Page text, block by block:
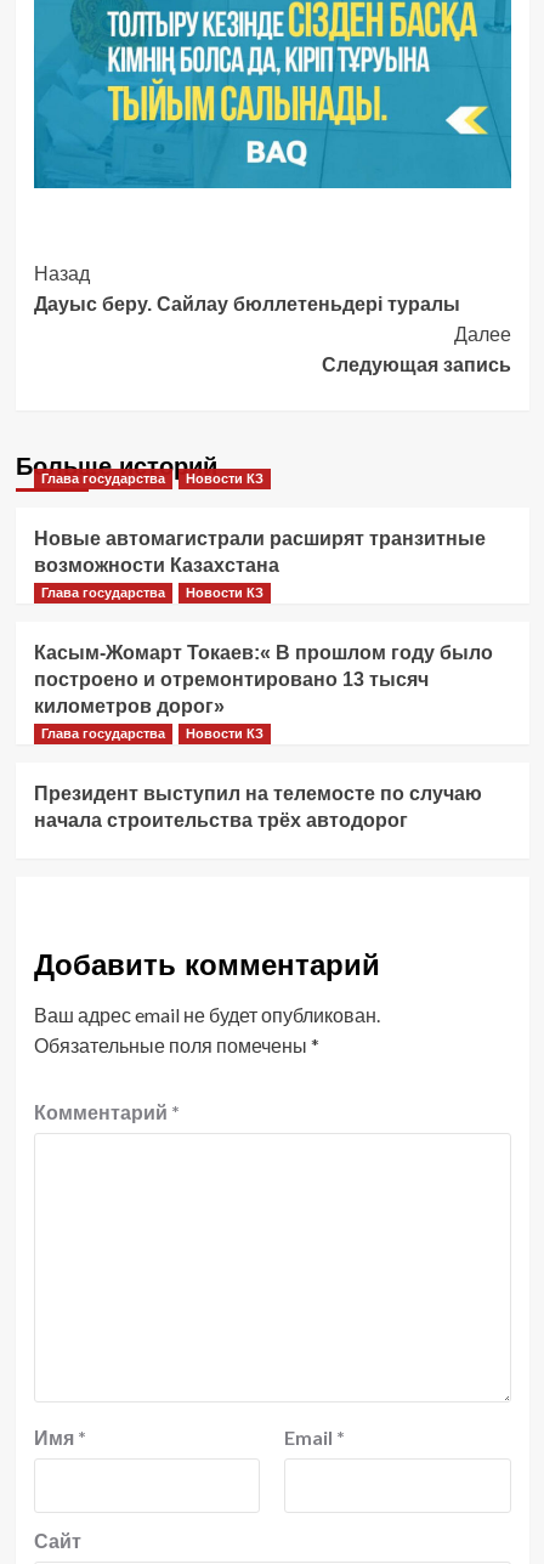
Post
Navigation
Назад
Дауыс беру. Сайлау бюллетеньдері туралы
Далее
Следующая запись
Больше историй
Глава государства Новости КЗ
Новые автомагистрали расширят транзитные
возможности Казахстана
Глава государства Новости КЗ
Касым-Жомарт Токаев:« В прошлом году было
построено и отремонтировано 13 тысяч
километров дорог»
Глава государства Новости КЗ
Президент выступил на телемосте по случаю
начала строительства трёх автодорог
Добавить комментарий
Ваш адрес email не будет опубликован.
Обязательные поля помечены *
Комментарий *
Имя * Email *
Сайт